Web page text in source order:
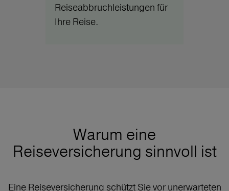
Reiseabbruchleistungen für
Ihre Reise.
Warum eine
Reiseversicherung sinnvoll ist
Eine Reiseversicherung schützt Sie vor unerwarteten